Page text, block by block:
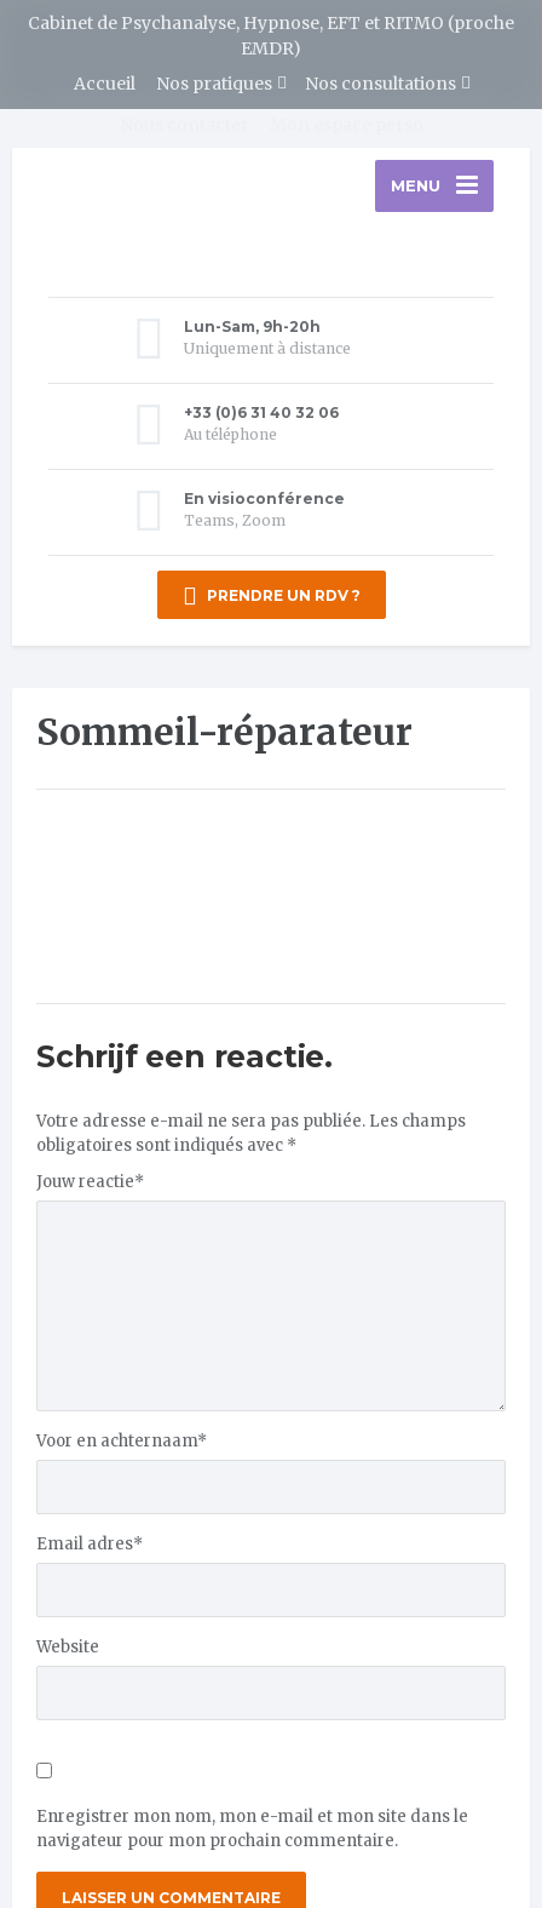
Cabinet de Psychanalyse, Hypnose, EFT et RITMO (proche
EMDR)
Accueil
Nos pratiques
Nos consultations
MENU
Lun-Sam, 9h-20h
Uniquement à distance
+33 (0)6 31 40 32 06
Au téléphone
En visioconférence
Teams, Zoom
PRENDRE UN RDV ?
Sommeil-réparateur
Schrijf een reactie.
Votre adresse e-mail ne sera pas publiée. Les champs
obligatoires sont indiqués avec *
Jouw reactie*
Voor en achternaam*
Email adres*
Website
Enregistrer mon nom, mon e-mail et mon site dans le
navigateur pour mon prochain commentaire.